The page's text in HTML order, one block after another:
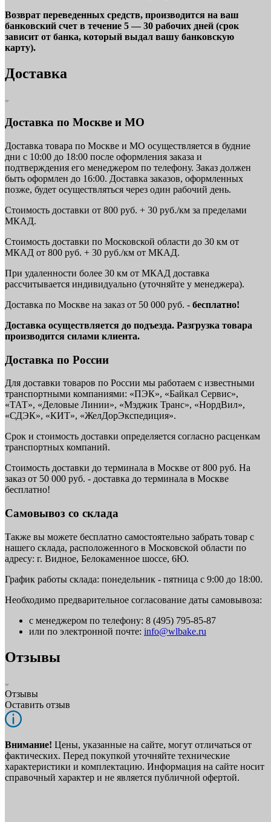
Возврат переведенных средств, производится на ваш
банковский счет в течение 5 — 30 рабочих дней (срок
зависит от банка, который выдал вашу банковскую
карту).
Доставка
Доставка по Москве и МО
Доставка товара по Москве и МО осуществляется в будние
дни с 10:00 до 18:00 после оформления заказа и
подтверждения его менеджером по телефону. Заказ должен
быть оформлен до 16:00. Доставка заказов, оформленных
позже, будет осуществляться через один рабочий день.
Стоимость доставки от 800 руб. + 30 руб./км за пределами
МКАД.
Стоимость доставки по Московской области до 30 км от
МКАД от 800 руб. + 30 руб./км от МКАД.
При удаленности более 30 км от МКАД доставка
рассчитывается индивидуально (уточняйте у менеджера).
Доставка по Москве на заказ от 50 000 руб. - бесплатно!
Доставка осуществляется до подъезда. Разгрузка товара
производится силами клиента.
Доставка по России
Для доставки товаров по России мы работаем с известными
транспортными компаниями: «ПЭК», «Байкал Сервис»,
«ТАТ», «Деловые Линии», «Мэджик Транс», «НордВил»,
«СДЭК», «КИТ», «ЖелДорЭкспедиция».
Срок и стоимость доставки определяется согласно расценкам
транспортных компаний.
Стоимость доставки до терминала в Москве от 800 руб. На
заказ от 50 000 руб. - доставка до терминала в Москве
бесплатно!
Самовывоз со склада
Также вы можете бесплатно самостоятельно забрать товар с
нашего склада, расположенного в Московской области по
адресу: г. Видное, Белокаменное шоссе, 6Ю.
График работы склада: понедельник - пятница с 9:00 до 18:00.
Необходимо предварительное согласование даты самовывоза:
с менеджером по телефону: 8 (495) 795-85-87
или по электронной почте: info@wlbake.ru
Отзывы
Отзывы
Оставить отзыв
Внимание! Цены, указанные на сайте, могут отличаться от
фактических. Перед покупкой уточняйте технические
характеристики и комплектацию. Информация на сайте носит
справочный характер и не является публичной офертой.